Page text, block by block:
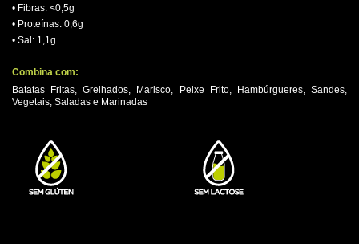
• Fibras: <0,5g
• Proteínas: 0,6g
• Sal: 1,1g
Combina com:
Batatas Fritas, Grelhados, Marisco, Peixe Frito, Hambúrgueres, Sandes,
Vegetais, Saladas e Marinadas